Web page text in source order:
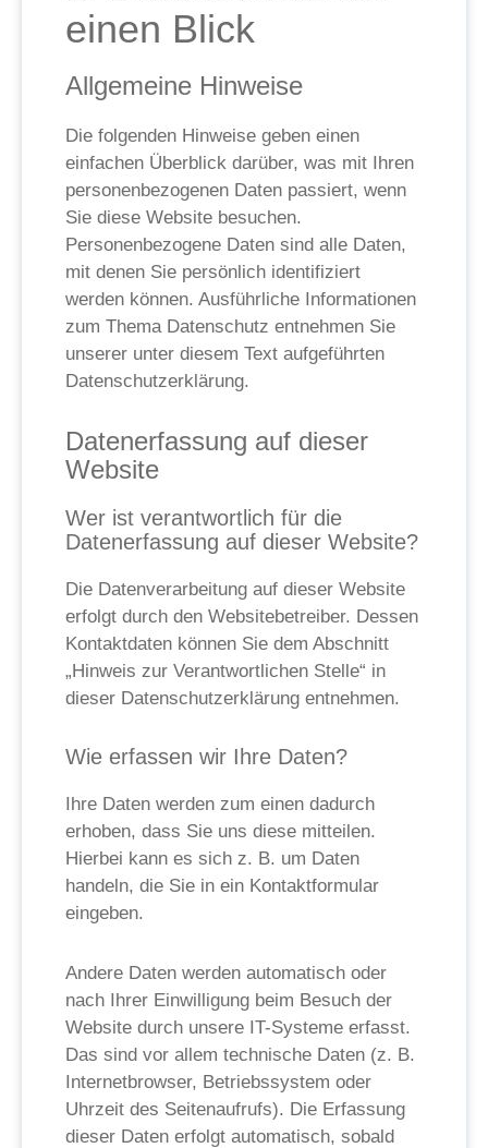
einen Blick
Allgemeine Hinweise
Die folgenden Hinweise geben einen
einfachen Überblick darüber, was mit Ihren
personenbezogenen Daten passiert, wenn
Sie diese Website besuchen.
Personenbezogene Daten sind alle Daten,
mit denen Sie persönlich identifiziert
werden können. Ausführliche Informationen
zum Thema Datenschutz entnehmen Sie
unserer unter diesem Text aufgeführten
Datenschutzerklärung.
Datenerfassung auf dieser
Website
Wer ist verantwortlich für die
Datenerfassung auf dieser Website?
Die Datenverarbeitung auf dieser Website
erfolgt durch den Websitebetreiber. Dessen
Kontaktdaten können Sie dem Abschnitt
„Hinweis zur Verantwortlichen Stelle“ in
dieser Datenschutzerklärung entnehmen.
Wie erfassen wir Ihre Daten?
Ihre Daten werden zum einen dadurch
erhoben, dass Sie uns diese mitteilen.
Hierbei kann es sich z. B. um Daten
handeln, die Sie in ein Kontaktformular
eingeben.
Andere Daten werden automatisch oder
nach Ihrer Einwilligung beim Besuch der
Website durch unsere IT-Systeme erfasst.
Das sind vor allem technische Daten (z. B.
Internetbrowser, Betriebssystem oder
Uhrzeit des Seitenaufrufs). Die Erfassung
dieser Daten erfolgt automatisch, sobald